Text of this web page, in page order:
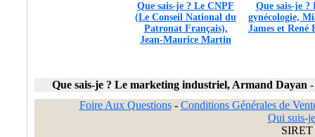
Que sais-je ? Le CNPF
(Le Conseil National du
Patronat Français),
Jean-Maurice Martin
Que sais-je ?
gynécologie,
James et René
Que sais-je ? Le marketing industriel, Armand Dayan
Foire Aux Questions- Conditions Générales de
Qui suis-
SIRET